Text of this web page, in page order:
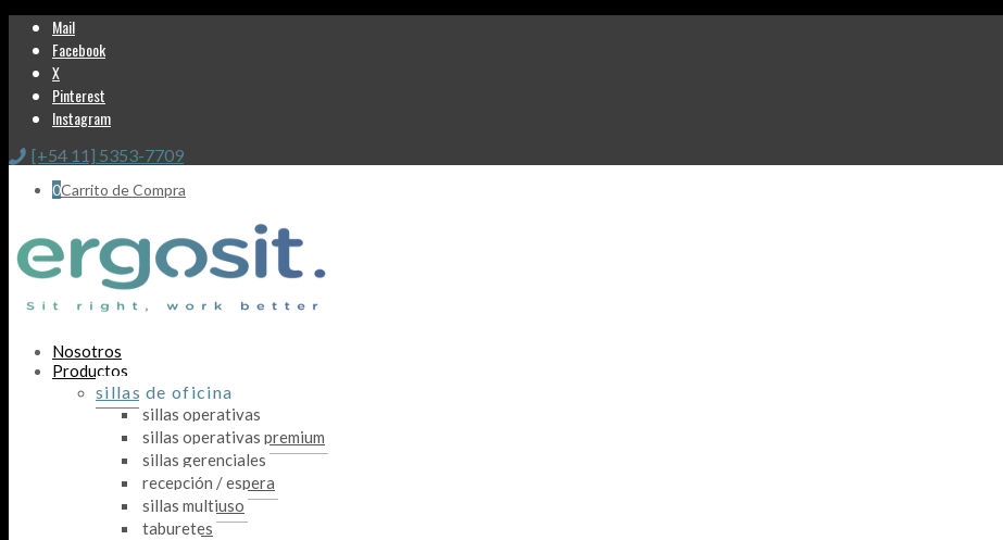
Mail
Facebook
X
Pinterest
Instagram
[+54 11] 5353-7709
0Carrito de Compra
Nosotros
Productos
sillas de oficina
sillas operativas
sillas operativas premium
sillas gerenciales
recepción / espera
sillas multiuso
taburetes